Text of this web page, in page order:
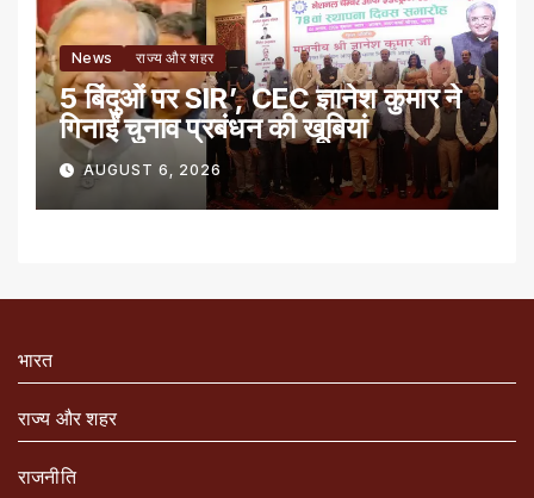
News राज्य और शहर
5 बिंदुओं पर SIR’, CEC ज्ञानेश कुमार ने
गिनाईं चुनाव प्रबंधन की खूबियां
AUGUST 6, 2026
भारत
राज्य और शहर
राजनीति